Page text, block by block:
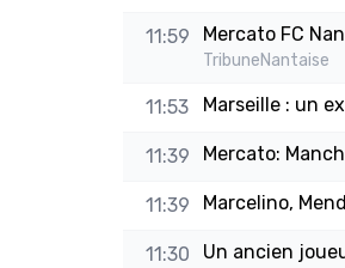
11:59 Mercato FC
TribuneNantaise
11:53 Marseille : un
11:39 Mercato:
11:39 Marcelino,
11:30 Un ancien